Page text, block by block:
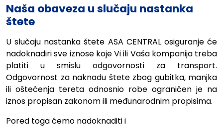
Naša obaveza u slučaju nastanka
štete
U slučaju nastanka štete ASA CENTRAL osiguranje će
nadoknadiri sve iznose koje Vi ili Vaša kompanija treba
platiti u smislu odgovornosti za transport.
Odgovornost za naknadu štete zbog gubitka, manjka
ili oštećenja tereta odnosnio robe ograničen je na
iznos propisan zakonom ili međunarodnim propisima.
Pored toga ćemo nadoknaditi i